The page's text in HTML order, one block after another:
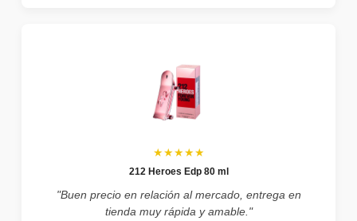
★★★★★
212 Heroes Edp 80 ml
"Buen precio en relación al mercado, entrega en
tienda muy rápida y amable."